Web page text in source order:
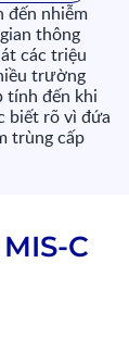
đến nhiễm
thông
các triệu
trường
tính đến khi
biết rõ vì đứa
trùng cấp
C